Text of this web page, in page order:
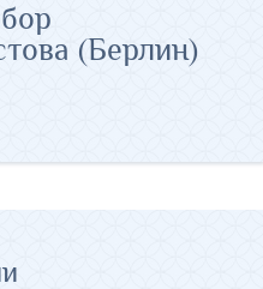
(Берлин)